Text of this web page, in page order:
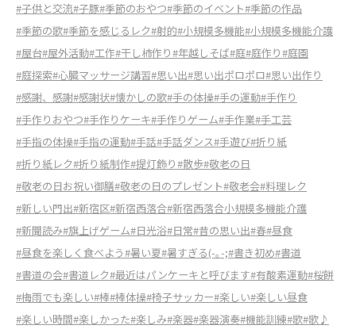
#子供と交流#子豚#季節のおやつ#季節のイベント#季節の作品
#季節の歌#季節を感じるレク#射的#小規模多機能#小規模多機能介護
#屋台#屋外活動#工作#干し柿作り#年越しそば#庭#庭作り#庭園
#庭探索#心臓マッサージ講習#思い出#思い出ポロポロ#思い出作り
#感謝、感謝#感謝状#懐かしの歌#手の体操#手の運動#手作り
#手作りおやつ#手作りケーキ#手作りゲーム#手作業#手工芸
#手指の体操#手指の運動#手話#手話ダンス#手遊び#折り紙
#折り紙レク#折り紙制作#提灯飾り#散歩#敬老の日
#敬老の日お祝い御膳#敬老の日のプレゼント#敬老会#料理レク
#新しい門出#新宿区#新宿西落合#新宿西落合小規模多機能介護
#新聞読み#旗上げゲーム#日光浴#日常#昔の思い出#春#昼食
#昼食を楽しく食べよう#暑い夏#暑すぎる(-｡-;#書き初め#書道
#書道の会#書道レク#最近はパンケーキと呼びます#有酸素運動#桜餅
#梅雨でも楽しい#棒#棒体操#椅子サッカー#楽しい#楽しい昼食
#楽しい時間#楽しかった#楽しみ#楽器#楽器演奏#機能訓練#歌#歌♪